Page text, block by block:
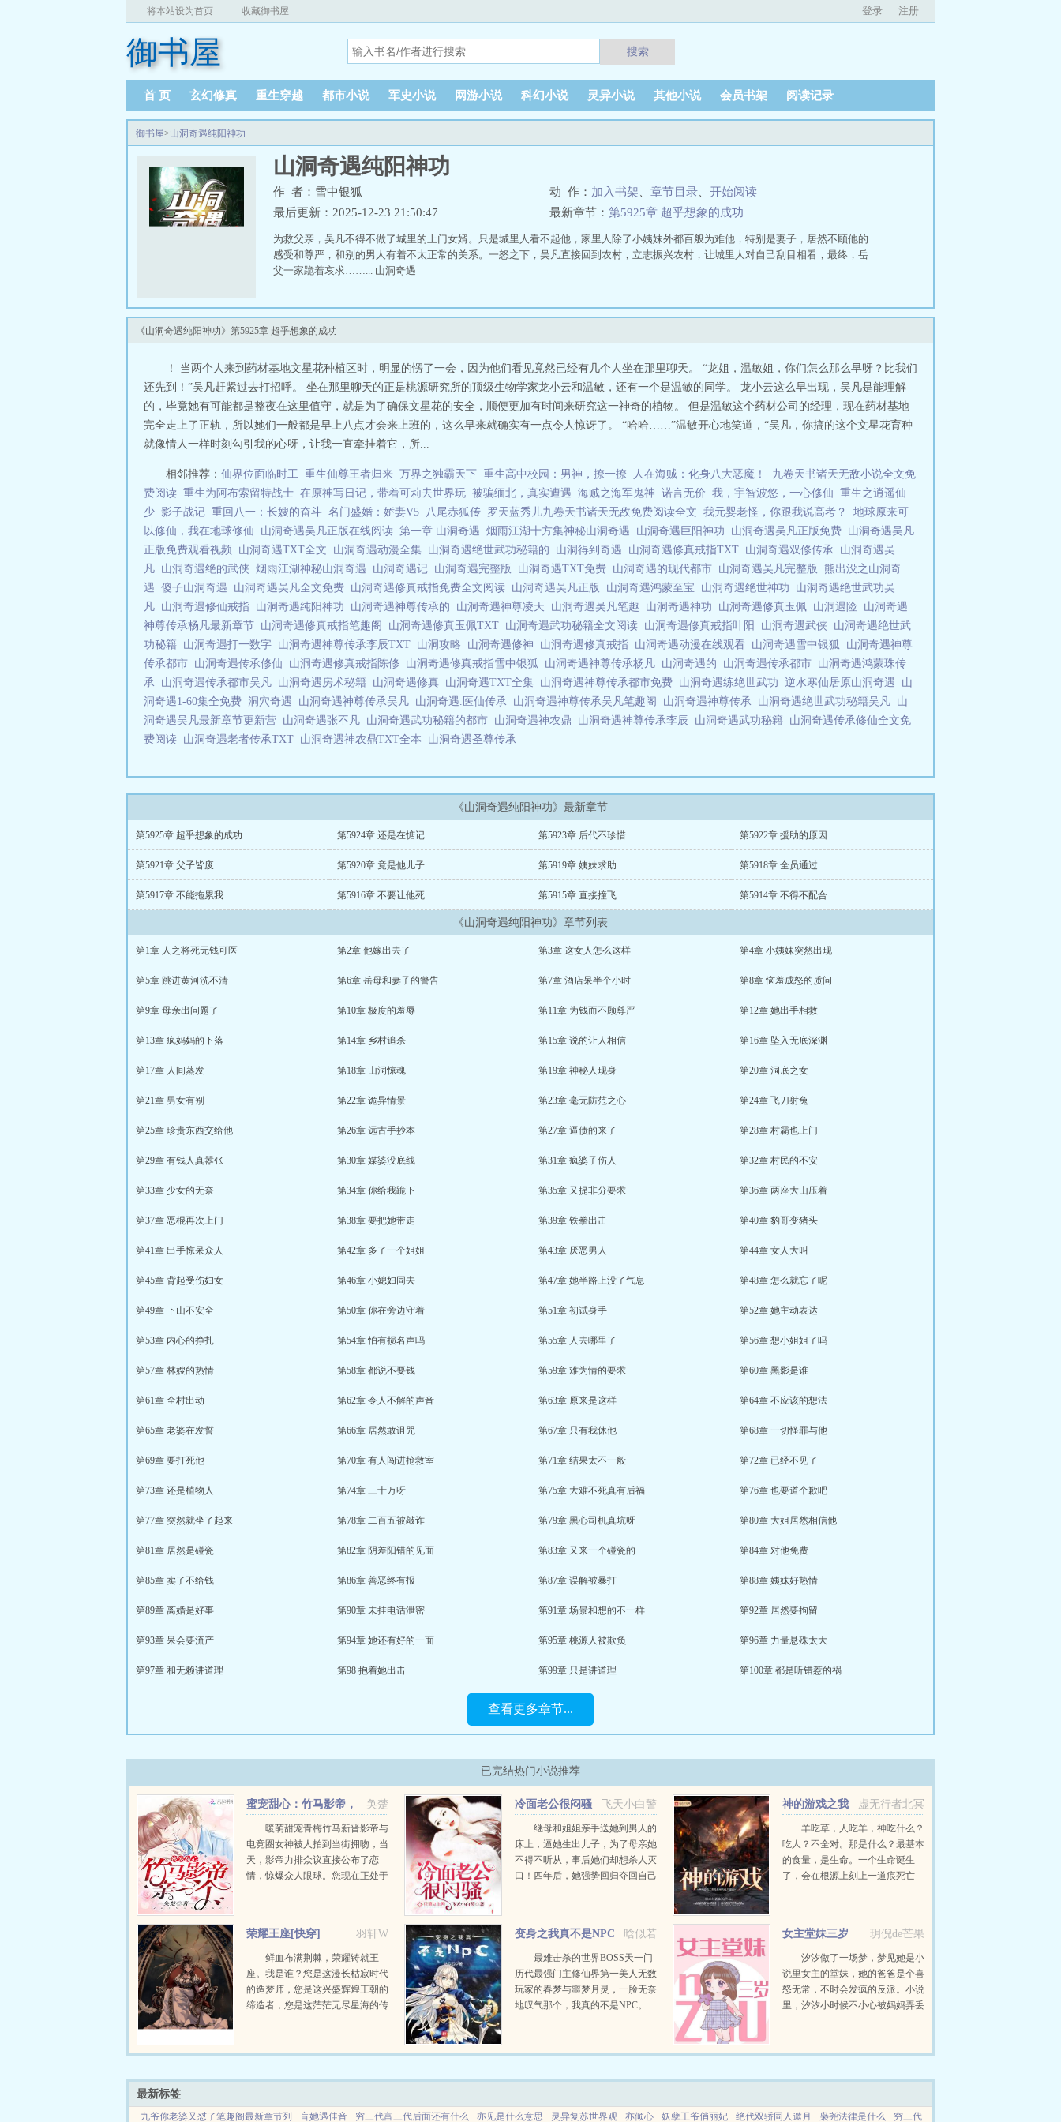
将本站设为首页 收藏御书屋 登录 注册
御书屋 搜索
首 页 玄幻修真 重生穿越 都市小说 军史小说 网游小说 科幻小说 灵异小说 其他小说 会员书架 阅读记录
御书屋>山洞奇遇纯阳神功
山洞奇遇纯阳神功
作 者：雪中银狐 动 作： 加入书架 章节目录
开始阅读
最后更新：2025-12-23 21:50:47
最新章节： 第5925章 超乎想象的成功
为救父亲，吴凡不得不做了城里的上门女婿。只是城里人看不起他，家里人除了小姨妹外都百般为难他，特别是妻子，居然不顾他的
感受和尊严，和别的男人有着不太正常的关系。一怒之下，吴凡直接回到农村，立志振兴农村，让城里人对自己刮目相看，最终，岳
父一家跪着哀求……... 山洞奇遇
《山洞奇遇纯阳神功》第5925章 超乎想象的成功
！ 当两个人来到药材基地文星花种植区时，明显的愣了一会，因为他们看见竟然已经有几个人坐在那里聊天。 “龙姐，温敏姐，你们怎么那么早呀？比我们
还先到！”吴凡赶紧过去打招呼。 坐在那里聊天的正是桃源研究所的顶级生物学家龙小云和温敏，还有一个是温敏的同学。 龙小云这么早出现，吴凡是能理解
的，毕竟她有可能都是整夜在这里值守，就是为了确保文星花的安全，顺便更加有时间来研究这一神奇的植物。 但是温敏这个药材公司的经理，现在药材基地
完全走上了正轨，所以她们一般都是早上八点才会来上班的，这么早来就确实有一点令人惊讶了。 “哈哈……”温敏开心地笑道，“吴凡，你搞的这个文星花育种
就像情人一样时刻勾引我的心呀，让我一直牵挂着它，所...
相邻推荐： 仙界位面临时工 重生仙尊王者归来 万界之独霸天下 重生高中校园：男神，撩一撩 人在海贼：化身八大恶魔！
九卷天书诸天无敌小说全文免
费阅读 重生为阿布索留特战士 在原神写日记，带着可莉去世界玩 被骗缅北，真实遭遇 海贼之海军鬼神 诺言无价 我，宇智波悠，一心修仙 重生之逍遥仙
少 影子战记 重回八一：长嫂的奋斗 名门盛婚：娇妻V5 八尾赤狐传 罗天蓝秀儿九卷天书诸天无敌免费阅读全文 我元婴老怪，你跟我说高考？
地球原来可
以修仙，我在地球修仙
山洞奇遇吴凡正版在线阅读 第一章 山洞奇遇 烟雨江湖十方集神秘山洞奇遇 山洞奇遇巨阳神功 山洞奇遇吴凡正版免费 山洞奇遇吴凡
正版免费观看视频 山洞奇遇TXT全文 山洞奇遇动漫全集 山洞奇遇绝世武功秘籍的 山洞得到奇遇 山洞奇遇修真戒指TXT 山洞奇遇双修传承 山洞奇遇吴
凡 山洞奇遇绝的武侠 烟雨江湖神秘山洞奇遇 山洞奇遇记 山洞奇遇完整版 山洞奇遇TXT免费 山洞奇遇的现代都市 山洞奇遇吴凡完整版 熊出没之山洞奇
遇 傻子山洞奇遇 山洞奇遇吴凡全文免费 山洞奇遇修真戒指免费全文阅读 山洞奇遇吴凡正版 山洞奇遇鸿蒙至宝 山洞奇遇绝世神功 山洞奇遇绝世武功吴
凡 山洞奇遇修仙戒指 山洞奇遇纯阳神功 山洞奇遇神尊传承的 山洞奇遇神尊凌天 山洞奇遇吴凡笔趣 山洞奇遇神功 山洞奇遇修真玉佩 山洞遇险 山洞奇遇
神尊传承杨凡最新章节 山洞奇遇修真戒指笔趣阁 山洞奇遇修真玉佩TXT 山洞奇遇武功秘籍全文阅读 山洞奇遇修真戒指叶阳 山洞奇遇武侠 山洞奇遇绝世武
功秘籍 山洞奇遇打一数字 山洞奇遇神尊传承李辰TXT 山洞攻略 山洞奇遇修神 山洞奇遇修真戒指 山洞奇遇动漫在线观看 山洞奇遇雪中银狐 山洞奇遇神尊
传承都市 山洞奇遇传承修仙 山洞奇遇修真戒指陈修 山洞奇遇修真戒指雪中银狐 山洞奇遇神尊传承杨凡 山洞奇遇的 山洞奇遇传承都市 山洞奇遇鸿蒙珠传
承 山洞奇遇传承都市吴凡 山洞奇遇房术秘籍 山洞奇遇修真 山洞奇遇TXT全集 山洞奇遇神尊传承都市免费 山洞奇遇练绝世武功 逆水寒仙居原山洞奇遇 山
洞奇遇1-60集全免费 洞穴奇遇 山洞奇遇神尊传承吴凡 山洞奇遇.医仙传承 山洞奇遇神尊传承吴凡笔趣阁 山洞奇遇神尊传承 山洞奇遇绝世武功秘籍吴凡 山
洞奇遇吴凡最新章节更新营 山洞奇遇张不凡 山洞奇遇武功秘籍的都市 山洞奇遇神农鼎 山洞奇遇神尊传承李辰 山洞奇遇武功秘籍 山洞奇遇传承修仙全文免
费阅读 山洞奇遇老者传承TXT 山洞奇遇神农鼎TXT全本 山洞奇遇圣尊传承
《山洞奇遇纯阳神功》最新章节
第5925章 超乎想象的成功 第5924章 还是在惦记 第5923章 后代不珍惜 第5922章 援助的原因
第5921章 父子皆废 第5920章 竟是他儿子 第5919章 姨妹求助 第5918章 全员通过
第5917章 不能拖累我 第5916章 不要让他死 第5915章 直接撞飞 第5914章 不得不配合
《山洞奇遇纯阳神功》章节列表
第1章 人之将死无钱可医 第2章 他嫁出去了 第3章 这女人怎么这样 第4章 小姨妹突然出现
第5章 跳进黄河洗不清 第6章 岳母和妻子的警告 第7章 酒店呆半个小时 第8章 恼羞成怒的质问
第9章 母亲出问题了 第10章 极度的羞辱 第11章 为钱而不顾尊严 第12章 她出手相救
第13章 疯妈妈的下落 第14章 乡村追杀 第15章 说的让人相信 第16章 坠入无底深渊
第17章 人间蒸发 第18章 山洞惊魂 第19章 神秘人现身 第20章 洞底之女
第21章 男女有别 第22章 诡异情景 第23章 毫无防范之心 第24章 飞刀射兔
第25章 珍贵东西交给他 第26章 远古手抄本 第27章 逼债的来了 第28章 村霸也上门
第29章 有钱人真嚣张 第30章 媒婆没底线 第31章 疯婆子伤人 第32章 村民的不安
第33章 少女的无奈 第34章 你给我跪下 第35章 又提非分要求 第36章 两座大山压着
第37章 恶棍再次上门 第38章 要把她带走 第39章 铁拳出击 第40章 豹哥变猪头
第41章 出手惊呆众人 第42章 多了一个姐姐 第43章 厌恶男人 第44章 女人大叫
第45章 背起受伤妇女 第46章 小媳妇同去 第47章 她半路上没了气息 第48章 怎么就忘了呢
第49章 下山不安全 第50章 你在旁边守着 第51章 初试身手 第52章 她主动表达
第53章 内心的挣扎 第54章 怕有损名声吗 第55章 人去哪里了 第56章 想小姐姐了吗
第57章 林嫂的热情 第58章 都说不要钱 第59章 难为情的要求 第60章 黑影是谁
第61章 全村出动 第62章 令人不解的声音 第63章 原来是这样 第64章 不应该的想法
第65章 老婆在发誓 第66章 居然敢诅咒 第67章 只有我休他 第68章 一切怪罪与他
第69章 要打死他 第70章 有人闯进抢救室 第71章 结果太不一般 第72章 已经不见了
第73章 还是植物人 第74章 三十万呀 第75章 大难不死真有后福 第76章 也要道个歉吧
第77章 突然就坐了起来 第78章 二百五被敲诈 第79章 黑心司机真坑呀 第80章 大姐居然相信他
第81章 居然是碰瓷 第82章 阴差阳错的见面 第83章 又来一个碰瓷的 第84章 对他免费
第85章 卖了不给钱 第86章 善恶终有报 第87章 误解被暴打 第88章 姨妹好热情
第89章 离婚是好事 第90章 未挂电话泄密 第91章 场景和想的不一样 第92章 居然要拘留
第93章 呆会要流产 第94章 她还有好的一面 第95章 桃源人被欺负 第96章 力量悬殊太大
第97章 和无赖讲道理 第98 抱着她出击 第99章 只是讲道理 第100章 都是听错惹的祸
查看更多章节...
已完结热门小说推荐
奂楚
蜜宠甜心：竹马影帝，
亲一个！
暖萌甜宠青梅竹马新晋影帝与
电竞圈女神被人拍到当街拥吻，当
天，影帝力排众议直接公布了恋
情，惊爆众人眼球。您现在正处于
没跟我告...
飞天小白警
冷面老公很闷骚
继母和姐姐亲手送她到男人的
床上，逼她生出儿子，为了母亲她
不得不听从，事后她们却想杀人灭
口！四年后，她强势回归夺回自己
虚无行者北冥
神的游戏之我
是星球的远大意志
羊吃草，人吃羊，神吃什么？
吃人？不全对。那是什么？最基本
的食量，是生命。一个生命诞生
了，会在根源上刻上一道痕死亡
的，还是政权的兴衰。一个政权...
羽轩W
荣耀王座[快穿]
鲜血布满荆棘，荣耀铸就王
座。我是谁？您是这漫长枯寂时代
的造梦师，您是这兴盛辉煌王朝的
缔造者，您是这茫茫无尽星海的传
上。我为，守夜人。洛萤...
晗似若
变身之我真不是NPC
最难击杀的世界BOSS天一门
历代最强门主修仙界第一美人无数
玩家的春梦与噩梦月灵，一脸无奈
地叹气那个，我真的不是NPC。...
玥倪de芒果
女主堂妹三岁
汐汐做了一场梦，梦见她是小
说里女主的堂妹，她的爸爸是个喜
怒无常，不时会发疯的反派。小说
里，汐汐小时候不小心被妈妈弄丢
聪明的弟弟。因为讨厌女主...
最新标签
九爷你老婆又怼了笔趣阁最新章节列 盲她遇佳音 穷三代富三代后面还有什么 亦见是什么意思 灵异复苏世界观 亦倾心 妖孽王爷俏丽妃 绝代双骄同人邀月 枭尧法律是什么 穷三代